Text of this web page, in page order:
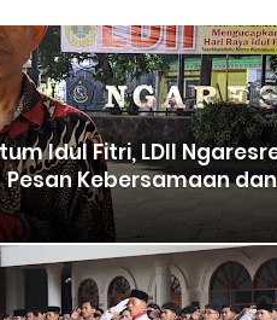
Idul Fitri, LDII
Pesan Kebersamaan